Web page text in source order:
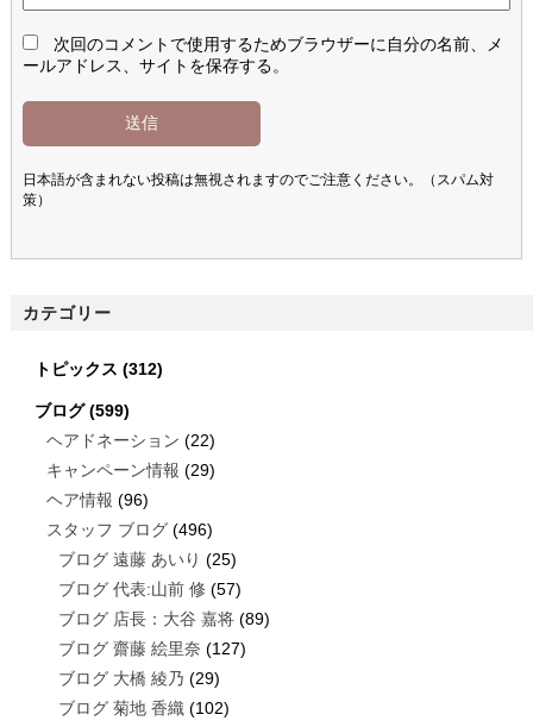
次回のコメントで使用するためブラウザーに自分の名前、メ
ールアドレス、サイトを保存する。
日本語が含まれない投稿は無視されますのでご注意ください。（スパム対
策）
カテゴリー
トピックス (312)
ブログ(599)
ヘアドネーション (22)
キャンペーン情報 (29)
ヘア情報 (96)
スタッフ ブログ(496)
ブログ 遠藤 あいり (25)
ブログ 代表:山前 修 (57)
ブログ 店長：大谷 嘉将(89)
ブログ 齋藤 絵里奈 (127)
ブログ 大橋 綾乃 (29)
ブログ 菊地 香織(102)